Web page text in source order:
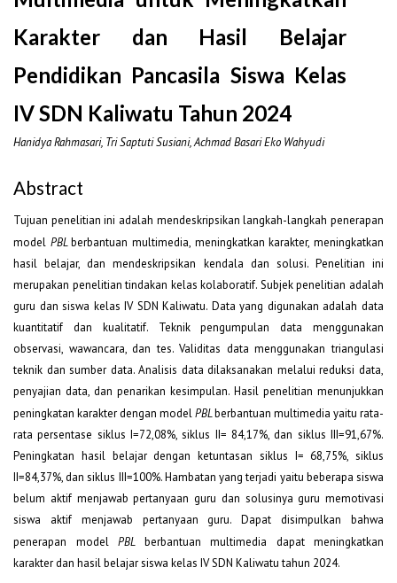
Karakter dan Hasil Belajar
Pendidikan Pancasila Siswa Kelas
IV SDN Kaliwatu Tahun 2024
Hanidya Rahmasari, Tri Saptuti Susiani, Achmad Basari Eko Wahyudi
Abstract
Tujuan penelitian ini adalah mendeskripsikan langkah-langkah penerapan
model PBLberbantuan multimedia, meningkatkan karakter, meningkatkan
hasil belajar, dan mendeskripsikan kendala dan solusi. Penelitian ini
merupakan penelitian tindakan kelas kolaboratif. Subjek penelitian adalah
guru dan siswa kelas IV SDN Kaliwatu. Data yang digunakan adalah data
kuantitatif dan kualitatif. Teknik pengumpulan data menggunakan
observasi, wawancara, dan tes. Validitas data menggunakan triangulasi
teknik dan sumber data. Analisis data dilaksanakan melalui reduksi data,
penyajian data, dan penarikan kesimpulan. Hasil penelitian menunjukkan
peningkatan karakter dengan modelPBLberbantuan multimedia yaitu rata-
rata persentase siklus I=72,08%, siklus II= 84,17%, dan siklus III=91,67%.
Peningkatan hasil belajar dengan ketuntasan siklus I= 68,75%, siklus
II=84,37%, dan siklus III=100%. Hambatan yang terjadi yaitu beberapa siswa
belum aktif menjawab pertanyaan guru dan solusinya guru memotivasi
siswa aktif menjawab pertanyaan guru. Dapat disimpulkan bahwa
penerapan model PBL berbantuan multimedia dapat meningkatkan
karakter dan hasil belajar siswa kelas IV SDN Kaliwatu tahun 2024.